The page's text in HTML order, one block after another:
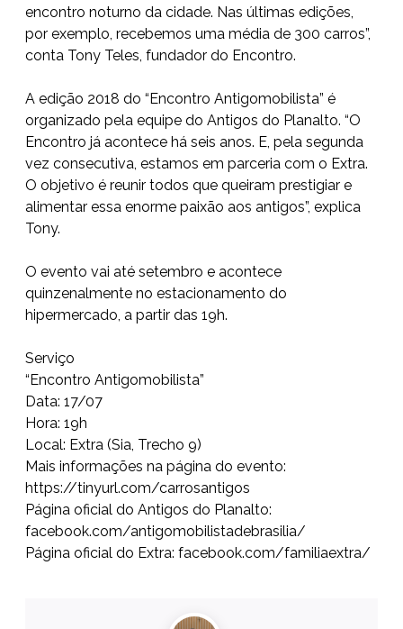
encontro noturno da cidade. Nas últimas edições,
por exemplo, recebemos uma média de 300 carros”,
conta Tony Teles, fundador do Encontro.
A edição 2018 do “Encontro Antigomobilista” é
organizado pela equipe do Antigos do Planalto. “O
Encontro já acontece há seis anos. E, pela segunda
vez consecutiva, estamos em parceria com o Extra.
O objetivo é reunir todos que queiram prestigiar e
alimentar essa enorme paixão aos antigos”, explica
Tony.
O evento vai até setembro e acontece
quinzenalmente no estacionamento do
hipermercado, a partir das 19h.
Serviço
“Encontro Antigomobilista”
Data: 17/07
Hora: 19h
Local: Extra (Sia, Trecho 9)
Mais informações na página do evento:
https://tinyurl.com/carrosantigos
Página oficial do Antigos do Planalto:
facebook.com/antigomobilistadebrasilia/
Página oficial do Extra: facebook.com/familiaextra/